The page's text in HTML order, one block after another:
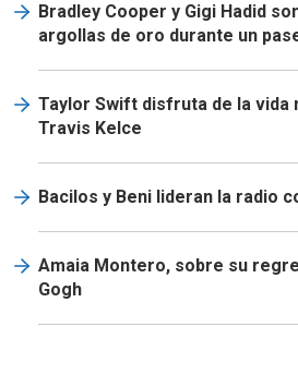
Bradley Cooper y Gigi Hadid
argollas de oro durante un
Taylor Swift disfruta de la vida
Travis Kelce
Bacilos y Beni lideran la radio
Amaia Montero, sobre su
Gogh